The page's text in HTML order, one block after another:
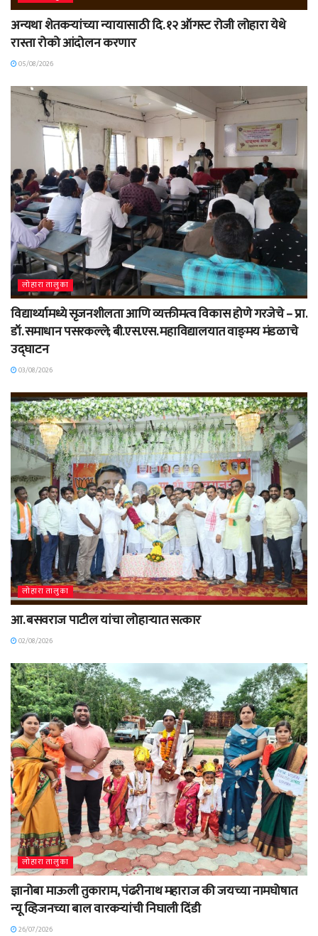
अन्यथा शेतकऱ्यांच्या न्यायासाठी दि. १२ ऑगस्ट रोजी लोहारा येथे
रास्ता रोको आंदोलन करणार
05/08/2026
लोहारा तालुका
विद्यार्थ्यामध्ये सृजनशीलता आणि व्यक्तीमत्व विकास होणे गरजेचे – प्रा.
डॉ. समाधान पसरकल्ले; बी.एस.एस. महाविद्यालयात वाङ्‌मय मंडळाचे
उद्घाटन
03/08/2026
लोहारा तालुका
आ. बसवराज पाटील यांचा लोहाऱ्यात सत्कार
02/08/2026
लोहारा तालुका
ज्ञानोबा माऊली तुकाराम, पंढरीनाथ महाराज की जयच्या नामघोषात
न्यू व्हिजनच्या बाल वारकऱ्यांची निघाली दिंडी
26/07/2026